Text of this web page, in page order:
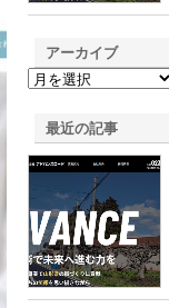
アーカイブ
最近の記事